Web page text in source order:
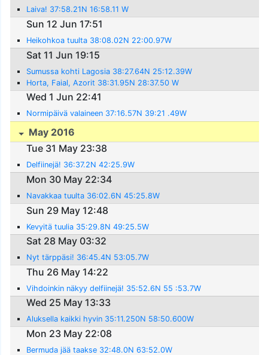
Laiva! 37:58.21N 16:58.11 W
Sun 12 Jun 17:51
Heikohkoa tuulta 38:08.02N 22:00.97W
Sat 11 Jun 19:15
Sumussa kohti Lagosia 38:27.64N 25:12.39W
Horta, Faial, Azorit 38:31.95N 28:37.50 W
Wed 1 Jun 22:41
Normipäivä valaineen 37:16.57N 39:21 .49W
May 2016
Tue 31 May 23:38
Delfiinejä! 36:37.2N 42:25.9W
Mon 30 May 22:34
Navakkaa tuulta 36:02.6N 45:25.8W
Sun 29 May 12:48
Kevyitä tuulia 35:29.8N 49:25.5W
Sat 28 May 03:32
Nyt tärppäsi! 36:45.4N 53:05.7W
Thu 26 May 14:22
Vihdoinkin näkyy delfiinejä! 35:52.6N 55 :53.7W
Wed 25 May 13:33
Aluksella kaikki hyvin 35:11.250N 58:50.600W
Mon 23 May 22:08
Bermuda jää taakse 32:48.0N 63:52.0W